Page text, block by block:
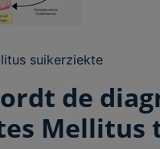
suikerziekte
de
Mellitus